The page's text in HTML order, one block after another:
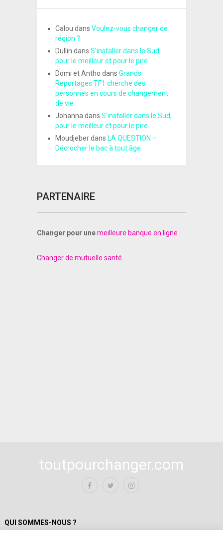
Calou dans Voulez-vous changer de
région ?
Dullin dans S’installer dans le Sud,
pour le meilleur et pour le pire
Domi et Antho dans Grands
Reportages TF1 cherche des
personnes en cours de changement
de vie
Johanna dans S’installer dans le Sud,
pour le meilleur et pour le pire
Moudjeberdans LA QUESTION –
Décrocher le bac à tout âge
PARTENAIRE
Changer pour unemeilleure banque en ligne
Changer de mutuelle santé
toutpourchanger.com
QUI SOMMES-NOUS ?